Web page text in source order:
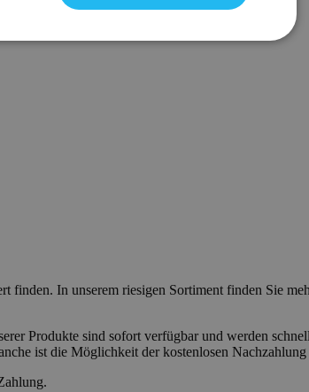
In unserem riesigen Sortiment finden Sie
Produkte sind sofort verfügbar und werden
ist die Möglichkeit der kostenlosen